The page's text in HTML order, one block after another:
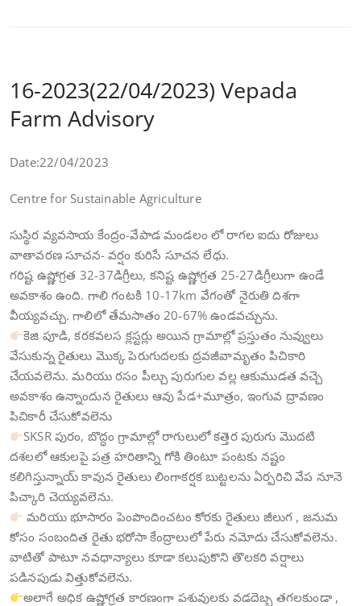
16-2023(22/04/2023) Vepada
Farm Advisory
Date:22/04/2023
Centre for Sustainable Agriculture
సుస్థిర వ్యవసాయ కేంద్రం-వేపాడ మండలం లో రాగల ఐదు రోజులు
వాతావరణ సూచన- వర్షం కురిసే సూచన లేధు.
గరిష్ట ఉష్ణోగ్రత 32-37డిగ్రీలు, కనిష్ట ఉష్ణోగ్రత 25-27డిగ్రీలుగా ఉండే
అవకాశం ఉంది. గాలి గంటకి 10-17km వేగంతో నైరుతి దిశగా
వీయ్యవచ్చు. గాలిలో తేమసాతం 20-67% ఉండవచ్చును.
కెజి పూడి, కరకవలస క్లస్టర్లు అయిన గ్రామాల్లో ప్రస్తుతం నువ్వులు
వేసుకున్న రైతులు మొక్క పెరుగుదలకు ద్రవజీవామృతం పిచికారి
చేయవలెను. మరియు రసం పీల్చు పురుగుల వల్ల ఆకుముడత వచ్చె
అవకాశం ఉన్నాందున రైతులు ఆవు పేడ+మూత్రం, ఇంగువ ద్రావణం
పిచికారీ చేసుకోవలెను
SKSR పురం, బొద్ధం గ్రామాల్లో రాగులులో కత్తెర పురుగు మొదటి
దశలలో ఆకులపై పత్ర హరితాన్ని గోకి తింటూ పంటకు నష్టం
కలిగిస్తున్నాయ్ కావున రైతులు లింగాకర్షక బుట్టలను ఏర్పరిచి వేప నూనె
పిచ్కారి చెయ్యవలెను.
మరియు భూసారం పెంపొందించటం కోరకు రైతులు జీలుగ , జనుమ
కోసం సంబందిత రైతు భరోసా కేంద్రాలులో పేరు నమోదు చేసుకోవలెను.
వాటితో పాటూ నవధాన్యాలు కూడా కలుపుకొని తొలకరి వర్షాలు
పడినపుడు విత్తుకోవలెను.
అలాగే అధిక ఉష్ణోగ్రత కారణంగా పశువులకు వడదెబ్బ తగలకుండా ,